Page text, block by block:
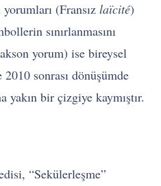
(Fransızlaïcité)
sınırlanmasını
yorum) ise bireysel
sonrası dönüşümde
yakın bir çizgiye kaymıştır.
“Sekülerleşme”